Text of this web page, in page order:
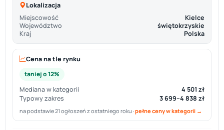
Lokalizacja
Miejscowość
Kielce
Województwo
świętokrzyskie
Kraj
Polska
Cena na tle rynku
taniej o 12%
Mediana w kategorii
4 501 zł
Typowy zakres
3 699–4 838 zł
na podstawie 21 ogłoszeń z ostatniego roku ·pełne ceny w kategorii →